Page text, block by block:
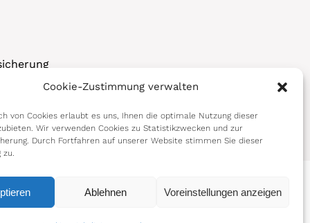
Cookie-Zustimmung verwalten
von Cookies erlaubt es uns, Ihnen die optimale Nutzung dieser
Wir verwenden Cookies zu Statistikzwecken und zur
Durch Fortfahren auf unserer Website stimmen Sie dieser
zu.
Ablehnen Voreinstellungen anzeigen